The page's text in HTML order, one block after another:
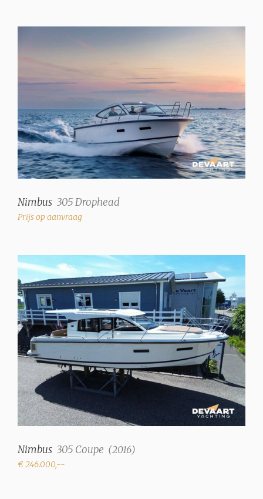
Nimbus 305 Drophead
Prijs op aanvraag
Nimbus 305 Coupe (2016)
€ 246.000,--